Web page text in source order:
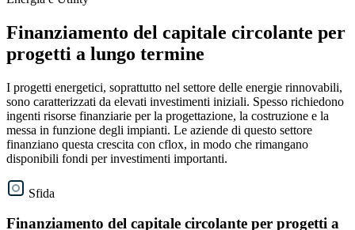
Finanziamento del capitale circolante per
progetti a lungo termine
I progetti energetici, soprattutto nel settore delle energie rinnovabili,
sono caratterizzati da elevati investimenti iniziali. Spesso richiedono
ingenti risorse finanziarie per la progettazione, la costruzione e la
messa in funzione degli impianti. Le aziende di questo settore
finanziano questa crescita con cflox, in modo che rimangano
disponibili fondi per investimenti importanti.
Sfida
Finanziamento del capitale circolante per progetti a